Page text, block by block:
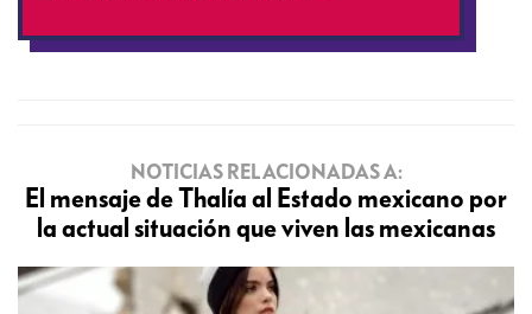
NOTICIAS RELACIONADAS A:
El mensaje de Thalía al Estado mexicano por
la actual situación que viven las mexicanas